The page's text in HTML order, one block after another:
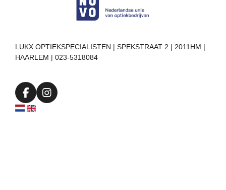
LUKX OPTIEKSPECIALISTEN | SPEKSTRAAT 2 | 2011HM |
HAARLEM | 023-5318084
F
a
I